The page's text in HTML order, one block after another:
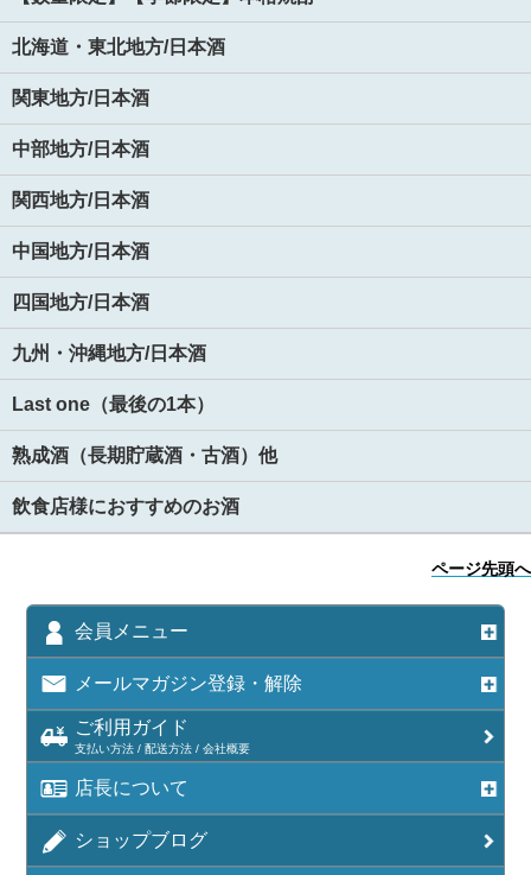
北海道・東北地方/日本酒
関東地方/日本酒
中部地方/日本酒
関西地方/日本酒
中国地方/日本酒
四国地方/日本酒
九州・沖縄地方/日本酒
Last one（最後の1本）
熟成酒（長期貯蔵酒・古酒）他
飲食店様におすすめのお酒
ページ先頭へ
会員メニュー
メールマガジン登録・解除
ご利用ガイド
支払い方法 / 配送方法 / 会社概要
店長について
ショップブログ